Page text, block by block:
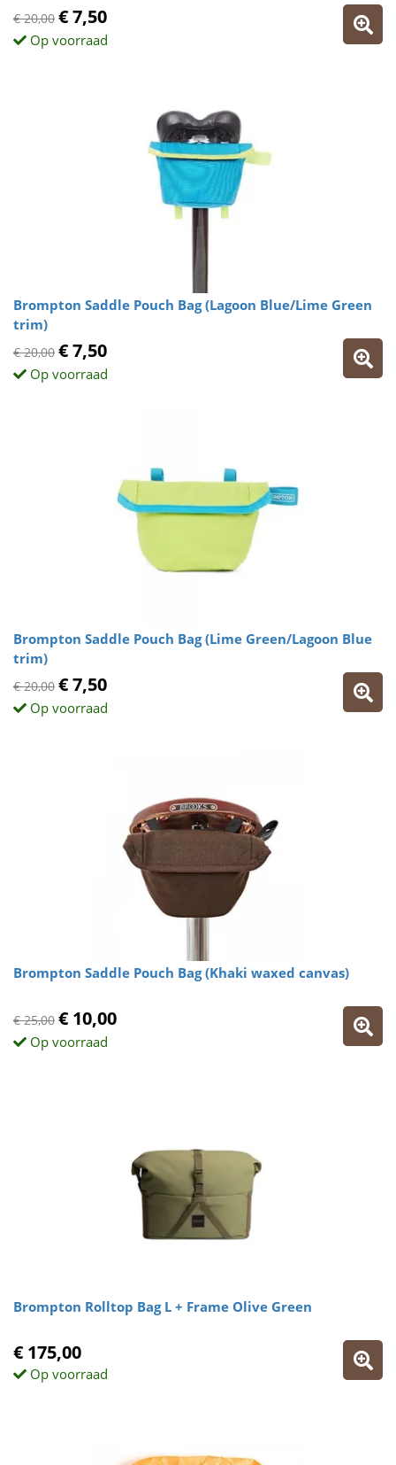
€ 20,00 € 7,50
Op voorraad
Brompton Saddle Pouch Bag (Lagoon Blue/Lime Green
trim)
€ 20,00 € 7,50
Op voorraad
Brompton Saddle Pouch Bag (Lime Green/Lagoon Blue
trim)
€ 20,00 € 7,50
Op voorraad
Brompton Saddle Pouch Bag (Khaki waxed canvas)
€ 25,00 € 10,00
Op voorraad
Brompton Rolltop Bag L + Frame Olive Green
€ 175,00
Op voorraad